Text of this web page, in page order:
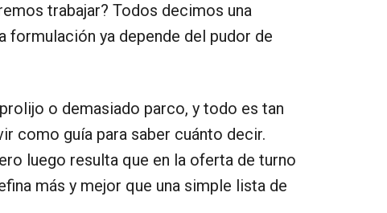
trabajar? Todos decimos una
ya depende del pudor de
o demasiado parco, y todo es tan
como guía para saber cuánto decir.
luego resulta que en la oferta de turno
más y mejor que una simple lista de